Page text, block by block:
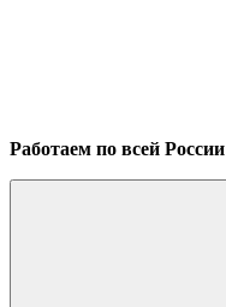
Работаем по всей России